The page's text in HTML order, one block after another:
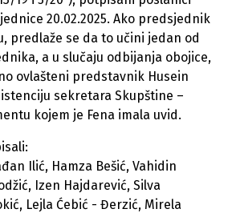
20.02.2025. Ako predsjednik
predlaže se da to učini jedan od
a u slučaju odbijanja obojice,
ovlašteni predstavnik Husein
sekretara Skupštine –
kojem je Fena imala uvid.
Ilić, Hamza Bešić, Vahidin
Izen Hajdarević, Silva
Lejla Ćebić - Đerzić, Mirela